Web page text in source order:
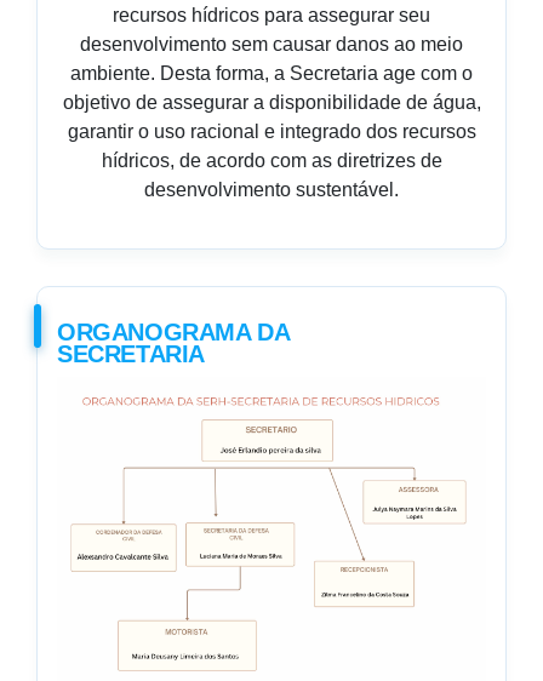
recursos hídricos para assegurar seu
desenvolvimento sem causar danos ao meio
ambiente. Desta forma, a Secretaria age com o
objetivo de assegurar a disponibilidade de água,
garantir o uso racional e integrado dos recursos
hídricos, de acordo com as diretrizes de
desenvolvimento sustentável.
ORGANOGRAMA DA
SECRETARIA